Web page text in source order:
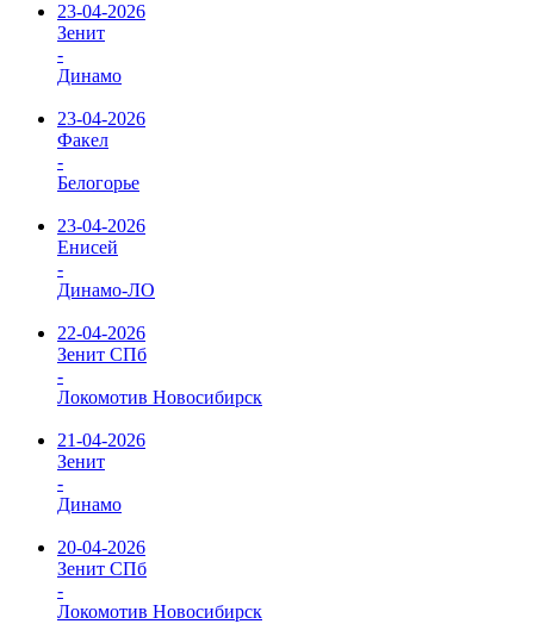
23-04-2026
Зенит
-
Динамо
23-04-2026
Факел
-
Белогорье
23-04-2026
Енисей
-
Динамо-ЛО
22-04-2026
Зенит СПб
-
Локомотив Новосибирск
21-04-2026
Зенит
-
Динамо
20-04-2026
Зенит СПб
-
Локомотив Новосибирск